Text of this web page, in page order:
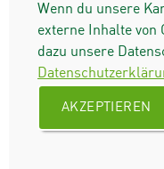
Wenn du unsere
externe Inhalte von
dazu unsere
AKZEPTIEREN